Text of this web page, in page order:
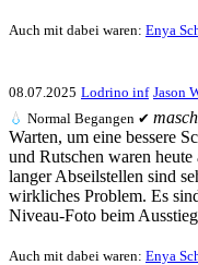
Auch mit dabei waren: Enya
08.07.2025 Lodrino inf Jason
💧 Normal Begangen ✔
Warten, um eine bessere
und Rutschen waren
langer Abseilstellen sind
wirkliches Problem. Es
Niveau-Foto beim
Auch mit dabei waren: Enya